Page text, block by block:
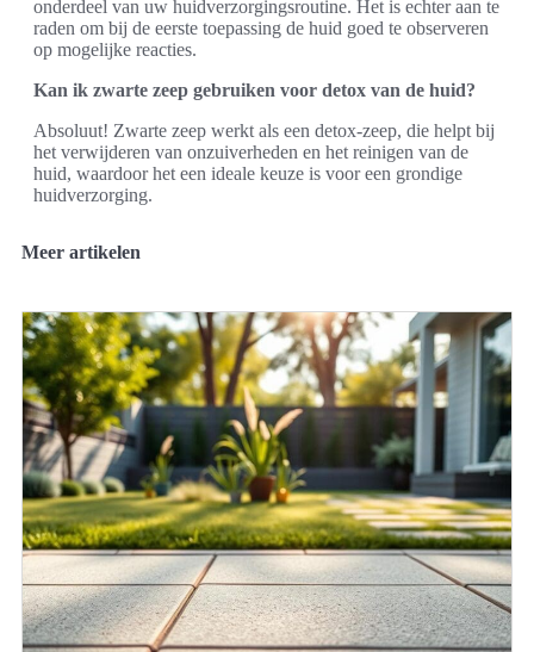
onderdeel van uw huidverzorgingsroutine. Het is echter aan te
raden om bij de eerste toepassing de huid goed te observeren
op mogelijke reacties.
Kan ik zwarte zeep gebruiken voor detox van de huid?
Absoluut! Zwarte zeep werkt als een detox-zeep, die helpt bij
het verwijderen van onzuiverheden en het reinigen van de
huid, waardoor het een ideale keuze is voor een grondige
huidverzorging.
Meer artikelen